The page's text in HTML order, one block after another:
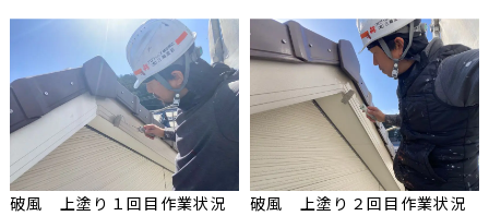
破風 上塗り１回目作業状況 破風 上塗り２回目作業状況